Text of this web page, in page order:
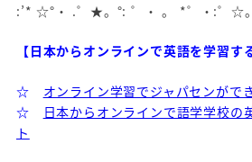
:’* ☆°・ .゜★。°: ゜・ 。 *゜・:゜☆
【日本からオンラインで英語を学習する
☆
オンライン学習でジャパセンがで
☆
日本からオンラインで語学学校の
ト